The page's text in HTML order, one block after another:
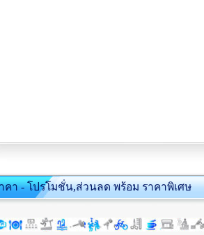
คา - โปรโมชั่น,ส่วนลด พร้อม ราคาพิเศษ